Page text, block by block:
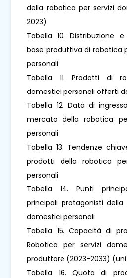
della robotica per servizi
2023)
Tabella 10. Distribuzione
base produttiva di robotica
personali
Tabella 11. Prodotti di
domestici personali offerti
Tabella 12. Data di
mercato della robotica
personali
Tabella 13. Tendenze
prodotti della robotica
personali
Tabella 14. Punti
principali protagonisti
domestici personali
Tabella 15. Capacità di
Robotica per servizi
produttore (2023-2033)
Tabella 16. Quota di